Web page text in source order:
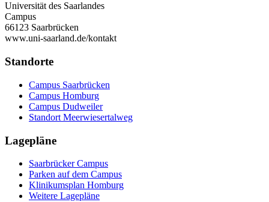
Universität des Saarlandes
Campus
66123 Saarbrücken
www.uni-saarland.de/kontakt
Standorte
Campus Saarbrücken
Campus Homburg
Campus Dudweiler
Standort Meerwiesertalweg
Lagepläne
Saarbrücker Campus
Parken auf dem Campus
Klinikumsplan Homburg
Weitere Lagepläne